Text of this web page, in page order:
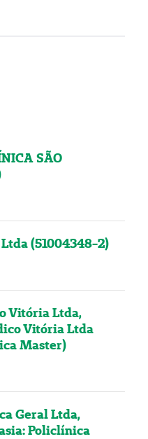
SÃO
(51004348-2)
Vitória Ltda,
Vitória Ltda
Master)
Geral Ltda,
Policlínica